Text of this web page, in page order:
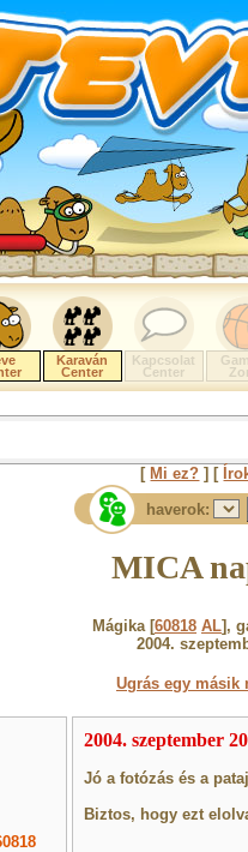
Karaván
Center
Kapcsolat
Center
[ Mi ez? ] [
haverok:
MICA
Mágika [60818 AL],
2004.
Ugrás egy másik
2004. szeptember
Jó a fotózás és a
Biztos, hogy ezt